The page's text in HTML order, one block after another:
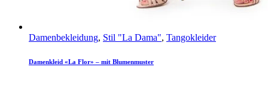
Damenbekleidung, Stil "La Dama", Tangokleider
Damenkleid «La Flor» – mit Blumenmuster